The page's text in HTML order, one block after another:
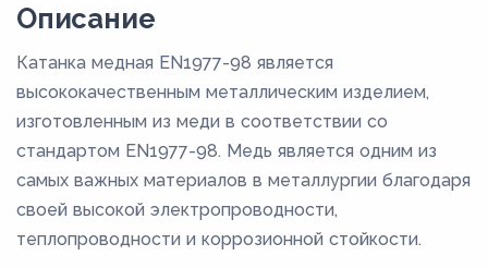
Описание
Катанка медная EN1977-98 является
высококачественным металлическим изделием,
изготовленным из меди в соответствии со
стандартом EN1977-98. Медь является одним из
самых важных материалов в металлургии благодаря
своей высокой электропроводности,
теплопроводности и коррозионной стойкости.